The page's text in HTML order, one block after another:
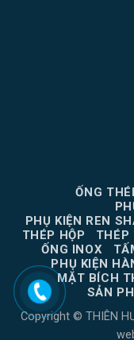
ỐNG
PHỤ KIỆN REN
THÉP HỘP
THÉP
ỐNG INOX
PHỤ KIỆN
MẶT BÍCH
SẢN
Copyright © THIÊN